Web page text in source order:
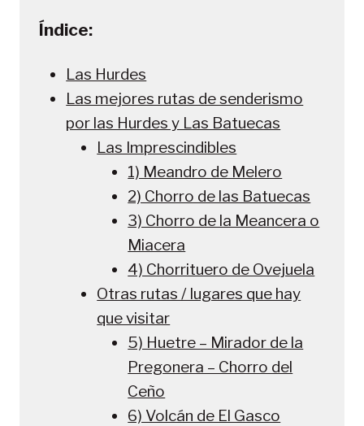
Índice:
Las Hurdes
Las mejores rutas de senderismo
por las Hurdes y Las Batuecas
Las Imprescindibles
1) Meandro de Melero
2) Chorro de las Batuecas
3) Chorro de la Meancera o
Miacera
4) Chorrituero de Ovejuela
Otras rutas / lugares que hay
que visitar
5) Huetre – Mirador de la
Pregonera – Chorro del
Ceño
6) Volcán de El Gasco